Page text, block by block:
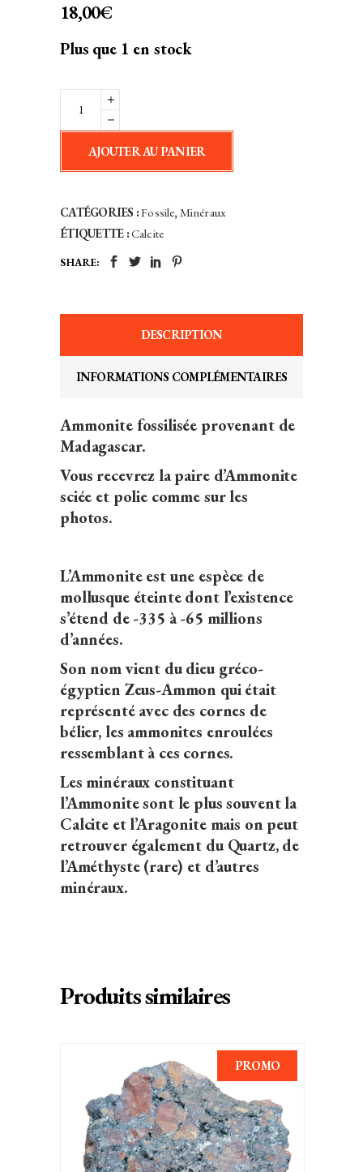
18,00€
Plus que 1 en stock
Ammonite
quantity
AJOUTER AU PANIER
CATÉGORIES :Fossile, Minéraux
ÉTIQUETTE :Calcite
SHARE:
DESCRIPTION
INFORMATIONS COMPLÉMENTAIRES
Ammonite fossilisée provenant de
Madagascar.
Vous recevrez la paire d’Ammonite
sciée et polie comme sur les
photos.
L’Ammonite est une espèce de
mollusque éteinte dont l’existence
s’étend de -335 à -65 millions
d’années.
Son nom vient du dieu gréco-
égyptien Zeus-Ammon qui était
représenté avec des cornes de
bélier, les ammonites enroulées
ressemblant à ces cornes.
Les minéraux constituant
l’Ammonite sont le plus souvent la
Calcite et l’Aragonite mais on peut
retrouver également du Quartz, de
l’Améthyste (rare) et d’autres
minéraux.
Produits similaires
PROMO